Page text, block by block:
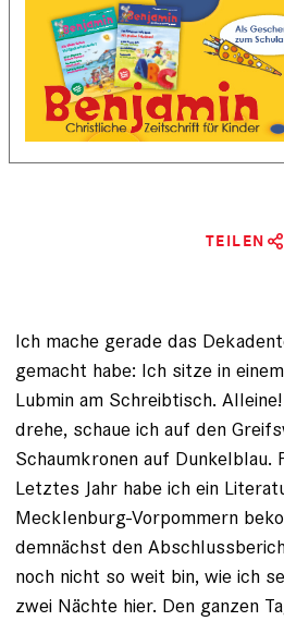
TEILEN
Ich mache gerade das
gemacht habe: Ich sitze in
Lubmin am Schreibtisch.
drehe, schaue ich auf den
Schaumkronen auf Dunkelblau.
Letztes Jahr habe ich ein
Mecklenburg-Vorpommern
demnächst den
noch nicht so weit bin, wie ich
zwei Nächte hier. Den ganzen